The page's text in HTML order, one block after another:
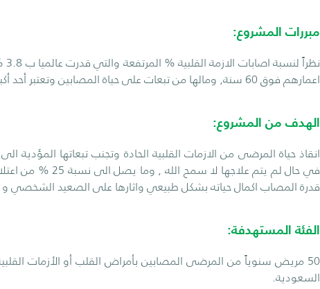
مبررات المشروع:
اعمارهم فوق 60 سنة, ومالها من تبعات على حياة المصابين وتعتبر أحد أكبر مسببات الوفاة سنوياً.
الهدف من المشروع:
في حال لم يتم
قدرة المصاب اكمال حياته بشكل طبيعي واثارها على الصعيد الشخصي
الفئة المستهدفة:
50 مريض سنوياً من المرضى المصابين بأمراض القلب أو الأزمات
السعودية.